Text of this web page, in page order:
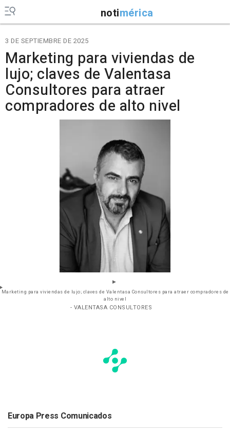
notimérica
3 DE SEPTIEMBRE DE 2025
Marketing para viviendas de
lujo; claves de Valentasa
Consultores para atraer
compradores de alto nivel
Marketing para viviendas de lujo; claves de Valentasa Consultores para atraer compradores de
alto nivel
- VALENTASA CONSULTORES
Europa Press Comunicados